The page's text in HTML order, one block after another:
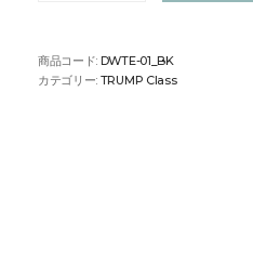
商品コード: DWTE-01_BK
カテゴリー: TRUMP Class